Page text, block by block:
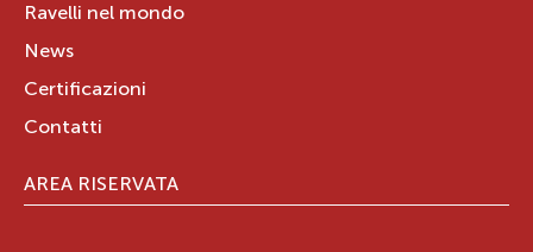
Ravelli nel mondo
News
Certificazioni
Contatti
AREA RISERVATA